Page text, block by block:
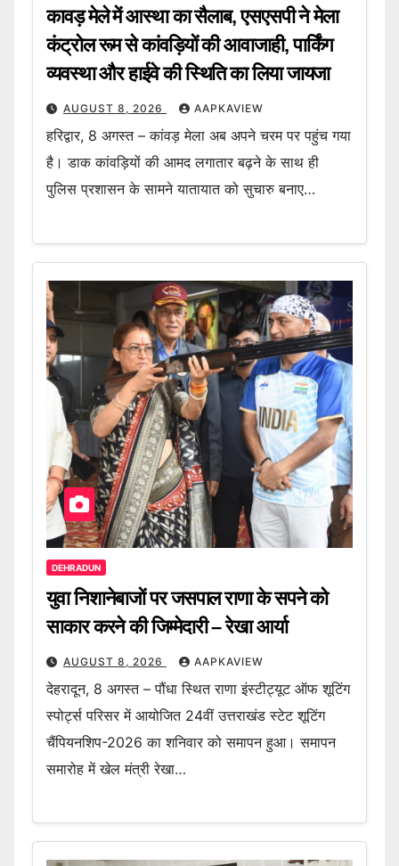
कावड़ मेले में आस्था का सैलाब, एसएसपी ने मेला
कंट्रोल रूम से कांवड़ियों की आवाजाही, पार्किंग
व्यवस्था और हाईवे की स्थिति का लिया जायजा
AUGUST 8, 2026 AAPKAVIEW
हरिद्वार, 8 अगस्त – कांवड़ मेला अब अपने चरम पर पहुंच गया
है। डाक कांवड़ियों की आमद लगातार बढ़ने के साथ ही
पुलिस प्रशासन के सामने यातायात को सुचारु बनाए…
DEHRADUN
युवा निशानेबाजों पर जसपाल राणा के सपने को
साकार करने की जिम्मेदारी – रेखा आर्या
AUGUST 8, 2026 AAPKAVIEW
देहरादून, 8 अगस्त – पौंधा स्थित राणा इंस्टीट्यूट ऑफ शूटिंग
स्पोर्ट्स परिसर में आयोजित 24वीं उत्तराखंड स्टेट शूटिंग
चैंपियनशिप-2026 का शनिवार को समापन हुआ। समापन
समारोह में खेल मंत्री रेखा…